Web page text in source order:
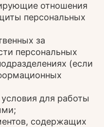
отношения
персональных
за
персональных
(если
для работы
содержащих